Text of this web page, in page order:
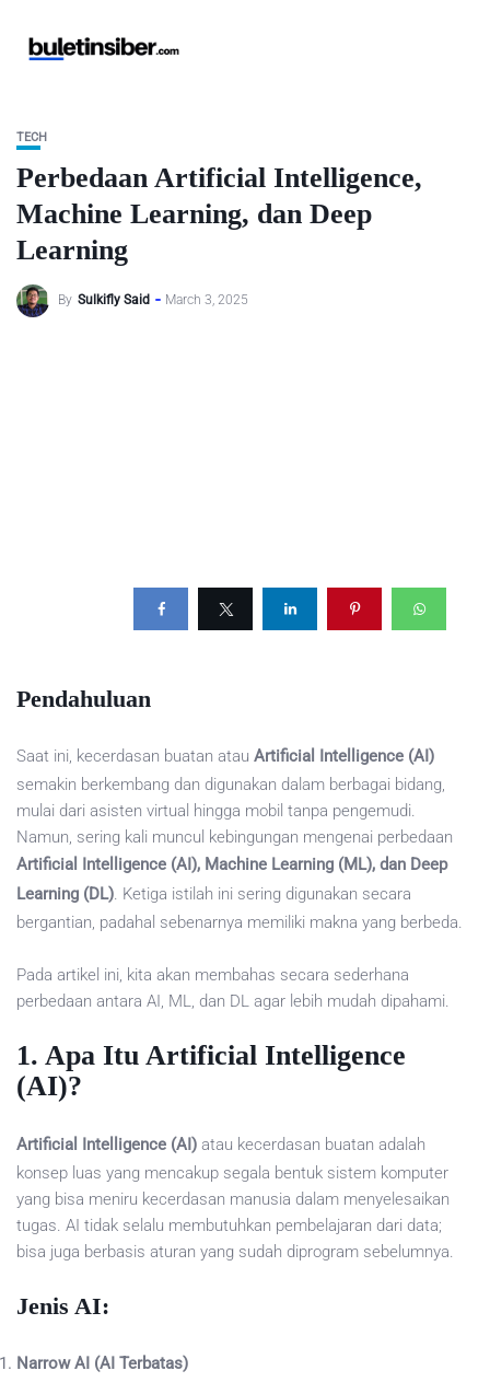
TECH
Perbedaan Artificial Intelligence,
Machine Learning, dan Deep
Learning
By Sulkifly Said March 3, 2025
Pendahuluan
Saat ini, kecerdasan buatan atau Artificial Intelligence (AI)
semakin berkembang dan digunakan dalam berbagai bidang,
mulai dari asisten virtual hingga mobil tanpa pengemudi.
Namun, sering kali muncul kebingungan mengenai perbedaan
Artificial Intelligence (AI), Machine Learning (ML), dan Deep
Learning (DL). Ketiga istilah ini sering digunakan secara
bergantian, padahal sebenarnya memiliki makna yang berbeda.
Pada artikel ini, kita akan membahas secara sederhana
perbedaan antara AI, ML, dan DL agar lebih mudah dipahami.
1. Apa Itu Artificial Intelligence
(AI)?
Artificial Intelligence (AI) atau kecerdasan buatan adalah
konsep luas yang mencakup segala bentuk sistem komputer
yang bisa meniru kecerdasan manusia dalam menyelesaikan
tugas. AI tidak selalu membutuhkan pembelajaran dari data;
bisa juga berbasis aturan yang sudah diprogram sebelumnya.
Jenis AI:
Narrow AI (AI Terbatas)